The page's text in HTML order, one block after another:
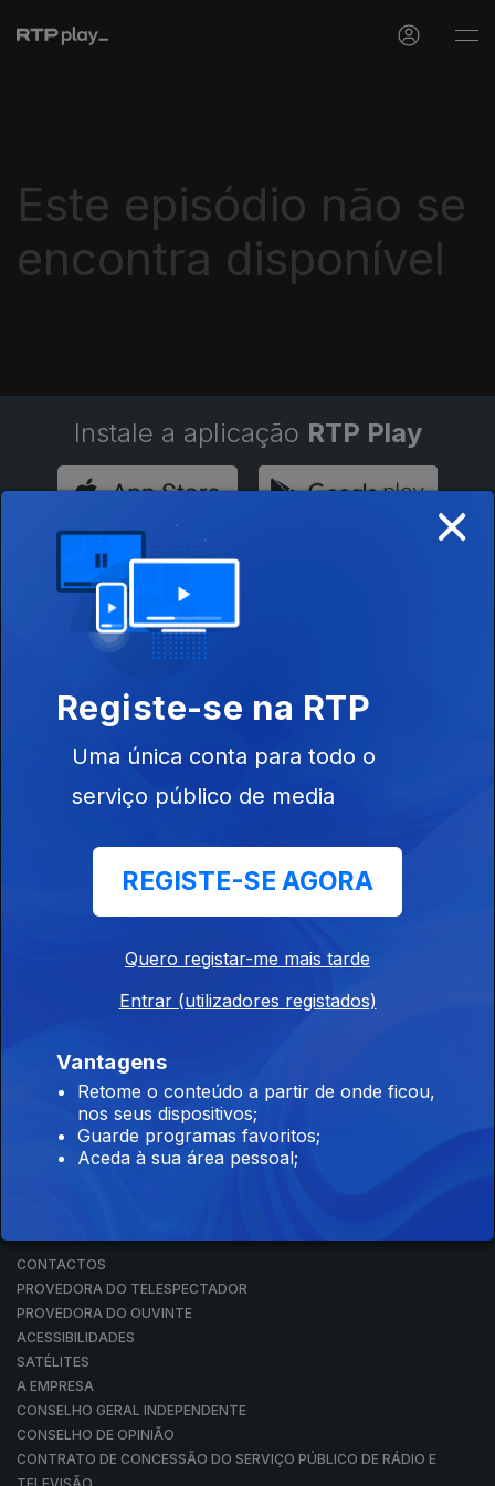
Este episódio não se
encontra disponível
Instale a aplicação RTP Play
Disponível para iOS, Android, Apple TV, Android TV e
CarPlay
RTP PLAY
EM DIRETO
REVER PROGRAMAS
CONCURSOS
CONTACTOS
PROVEDORA DO TELESPECTADOR
PROVEDORA DO OUVINTE
ACESSIBILIDADES
SATÉLITES
A EMPRESA
CONSELHO GERAL INDEPENDENTE
CONSELHO DE OPINIÃO
CONTRATO DE CONCESSÃO DO SERVIÇO PÚBLICO DE RÁDIO E
×
Registe-se na RTP
Uma única conta para todo o
serviço público de media
REGISTE-SE AGORA
Quero registar-me mais tarde
Entrar (utilizadores registados)
Vantagens
Retome o conteúdo a partir de onde ficou,
nos seus dispositivos;
Guarde programas favoritos;
Aceda à sua área pessoal;